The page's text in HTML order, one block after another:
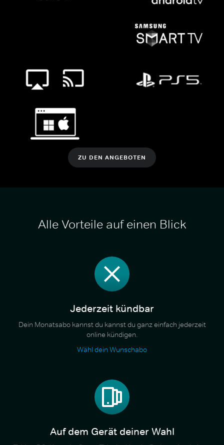
ZU DEN ANGEBOTEN
Alle Vorteile auf einen Blick
Jederzeit kündbar
Dein Monatsabo kannst du kannst du ganz einfach jederzeit
online kündigen.
Wähl dein Wunschabo
Auf dem Gerät deiner Wahl